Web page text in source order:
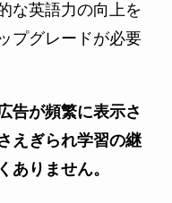
な英語力の向上を
プグレードが必要
告が頻繁に表示さ
えぎられ学習の継
ありません。